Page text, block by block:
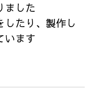
ました
したり、製作し
ます